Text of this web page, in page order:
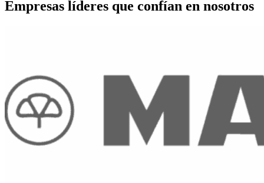
Empresas líderes que confían en nosotros